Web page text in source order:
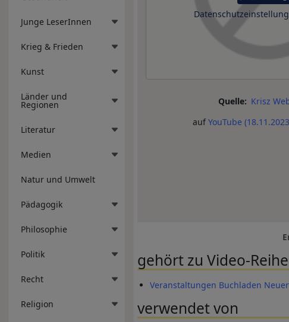
Junge LeserInnen
Krieg & Frieden
Kunst
Länder und
Regionen
Literatur
Medien
Natur und Umwelt
Pädagogik
Philosophie
Politik
Recht
Religion
Quelle
Krisz
aufYouTube
gehört zu Video-Reihe
Veranstaltungen Buchladen
verwendet von